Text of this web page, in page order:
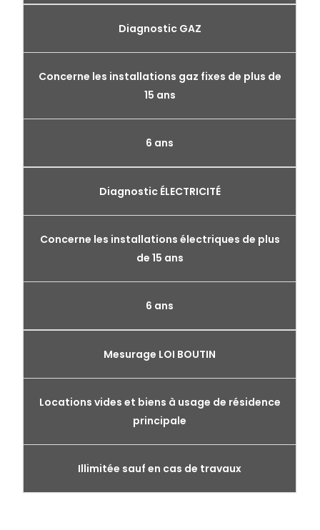
Diagnostic GAZ
Concerne les installations gaz fixes de plus de
15 ans
6 ans
Diagnostic ÉLECTRICITÉ
Concerne les installations électriques de plus
de 15 ans
6 ans
Mesurage LOI BOUTIN
Locations vides et biens à usage de résidence
principale
Illimitée sauf en cas de travaux